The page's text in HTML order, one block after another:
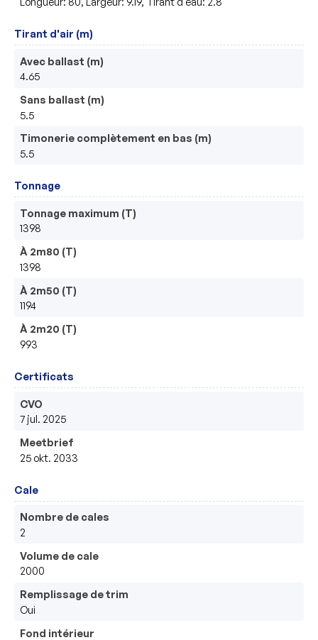
Tirant d'air (m)
Avec ballast (m)
4.65
Sans ballast (m)
5.5
Timonerie complètement en bas (m)
5.5
Tonnage
Tonnage maximum (T)
1398
À 2m80 (T)
1398
À 2m50 (T)
1194
À 2m20 (T)
993
Certificats
CVO
7 jul. 2025
Meetbrief
25 okt. 2033
Cale
Nombre de cales
2
Volume de cale
2000
Remplissage de trim
Oui
Fond intérieur